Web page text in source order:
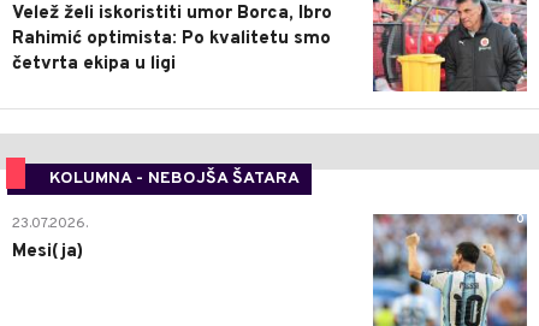
Velež želi iskoristiti umor Borca, Ibro
Rahimić optimista: Po kvalitetu smo
četvrta ekipa u ligi
KOLUMNA - NEBOJŠA ŠATARA
0
23.07.2026.
Mesi(ja)